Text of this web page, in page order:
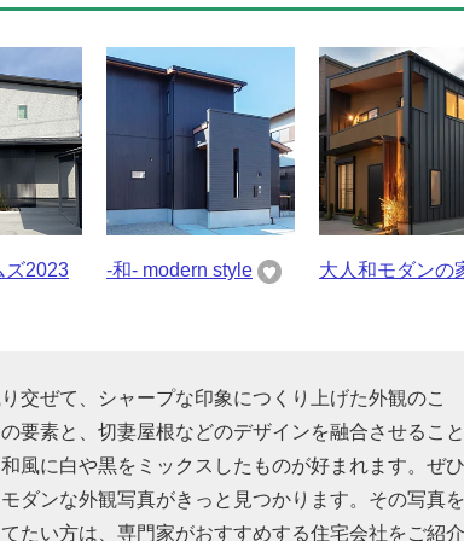
ズ2023 -和- modern style 大人和モダンの
交ぜて、シャープな印象につくり上げた外観のこ
要素と、切妻屋根などのデザインを融合させること
風に白や黒をミックスしたものが好まれます。ぜひ
ダンな外観写真がきっと見つかります。その写真を
たい方は、専門家がおすすめする住宅会社をご紹介